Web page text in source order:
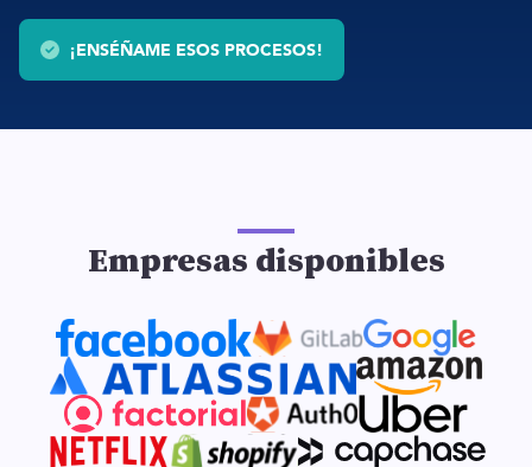
¡ENSÉÑAME ESOS PROCESOS!
Empresas disponibles